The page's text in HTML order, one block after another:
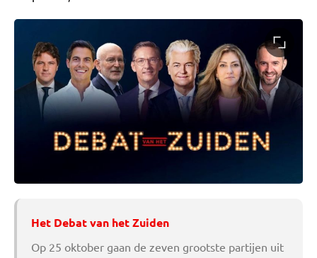
Het Debat van het Zuiden
Op 25 oktober gaan de zeven grootste partijen uit